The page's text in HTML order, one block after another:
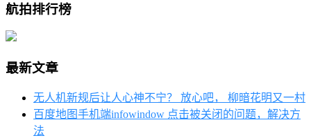
航拍排行榜
最新文章
无人机新规后让人心神不宁？ 放心吧， 柳暗花明又一村
百度地图手机端infowindow 点击被关闭的问题，解决方
法